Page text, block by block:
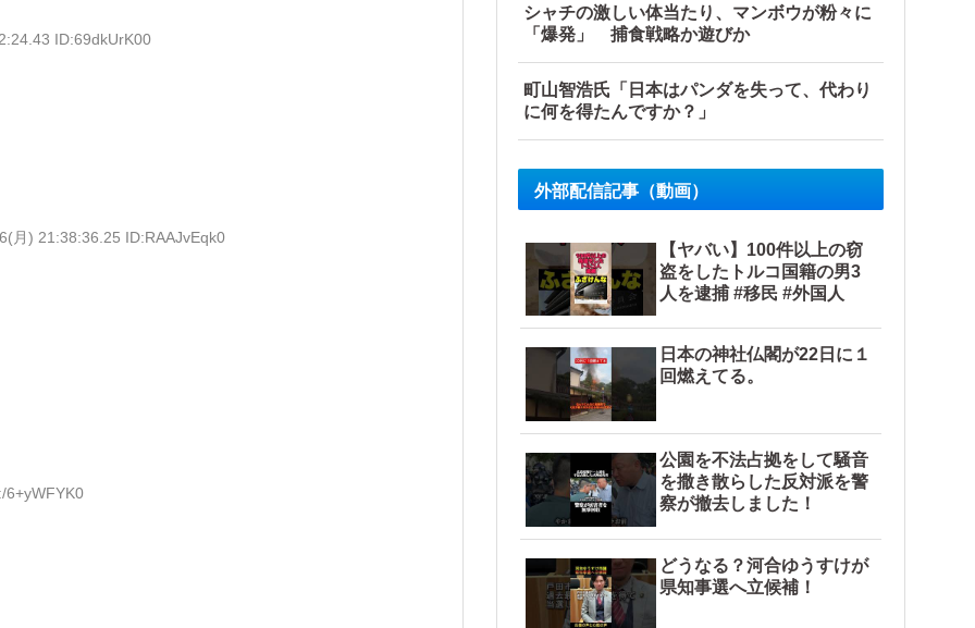
ID:69dkUrK00
月) 21:38:36.25 ID:RAAJvEqk0
6+yWFYK0
シャチの激しい体当たり、マンボウが粉々に
「爆発」 捕食戦略か遊びか
町山智浩氏「日本はパンダを失って、代わり
に何を得たんですか？」
外部配信記事（動画）
【ヤバい】100件以上の窃
盗をしたトルコ国籍の男3
人を逮捕 #移民 #外国人
日本の神社仏閣が22日に１
回燃えてる。
公園を不法占拠をして騒音
を撒き散らした反対派を警
察が撤去しました！
どうなる？河合ゆうすけが
県知事選へ立候補！